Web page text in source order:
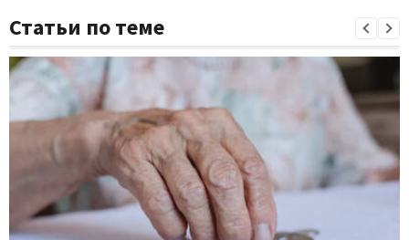
Статьи по теме